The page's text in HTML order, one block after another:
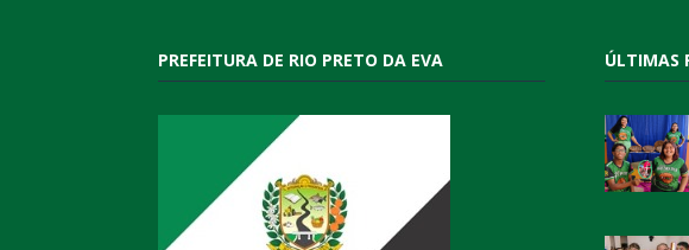
PREFEITURA DE RIO PRETO DA EVA ÚLTIMAS